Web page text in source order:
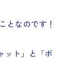
となのです！
ット」と「ボ